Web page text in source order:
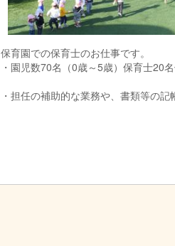
保育園での保育士のお仕事です。
・園児数70名（0歳～5歳）保育士20
・担任の補助的な業務や、書類等の記